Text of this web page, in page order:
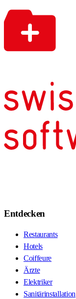
Entdecken
Restaurants
Hotels
Coiffeure
Ärzte
Elektriker
Sanitärinstallation